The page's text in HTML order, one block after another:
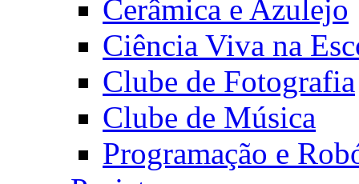
Cerâmica e Azulejo
Ciência Viva na
Clube de Fotografia
Clube de Música
Programação e